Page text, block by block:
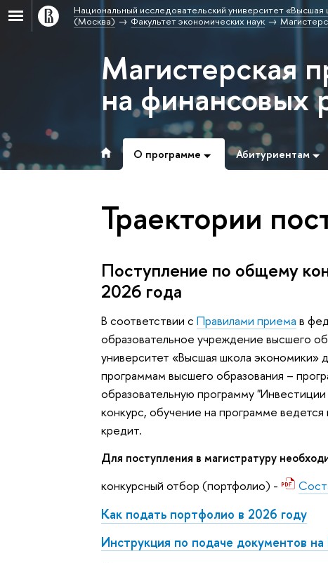
Национальный исследовательский университет «Высшая
(Москва)
Факультет экономических наук
Магистерская
на финансовых
О программе Абитуриентам
Траектории
Поступление по общему
2026 года
В соответствии сПравилами приема в
образовательное учреждение высшего
университет «Высшая школа экономики»
программам высшего образования –
образовательную программу
конкурс, обучение на программе
кредит.
Для поступления в магистратуру
конкурсный отбор (портфолио) -
Как подать портфолио в 2026 году
Инструкция по подаче документов